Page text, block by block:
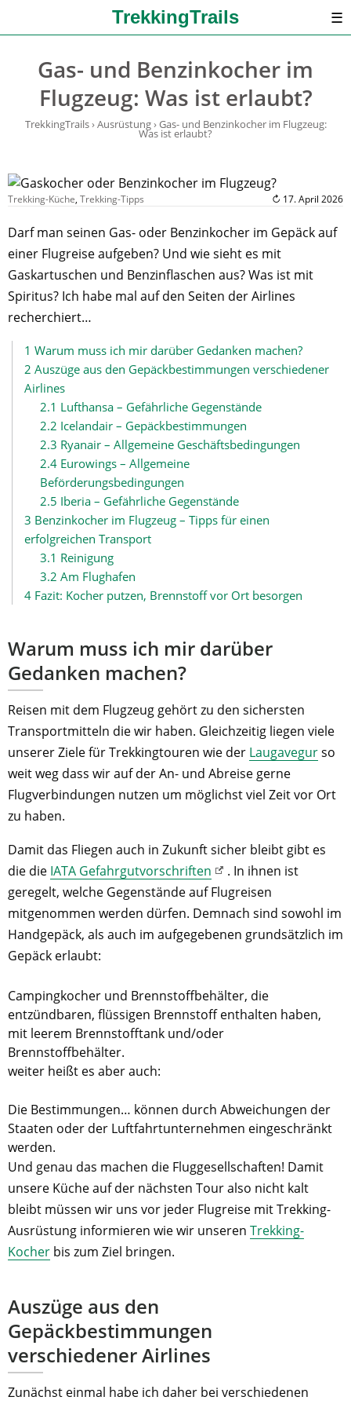
TrekkingTrails ☰
Gas- und Benzinkocher im
Flugzeug: Was ist erlaubt?
TrekkingTrails›Ausrüstung›Gas- und Benzinkocher im Flugzeug:
Was ist erlaubt?
Trekking-Küche, Trekking-Tipps ↻ 17. April 2026
Darf man seinen Gas- oder Benzinkocher im Gepäck auf
einer Flugreise aufgeben? Und wie sieht es mit
Gaskartuschen und Benzinflaschen aus? Was ist mit
Spiritus? Ich habe mal auf den Seiten der Airlines
recherchiert…
1 Warum muss ich mir darüber Gedanken machen?
2 Auszüge aus den Gepäckbestimmungen verschiedener
Airlines
2.1 Lufthansa – Gefährliche Gegenstände
2.2 Icelandair – Gepäckbestimmungen
2.3 Ryanair – Allgemeine Geschäftsbedingungen
2.4 Eurowings – Allgemeine
Beförderungsbedingungen
2.5 Iberia – Gefährliche Gegenstände
3 Benzinkocher im Flugzeug – Tipps für einen
erfolgreichen Transport
3.1 Reinigung
3.2 Am Flughafen
4 Fazit: Kocher putzen, Brennstoff vor Ort besorgen
Warum muss ich mir darüber
Gedanken machen?
Reisen mit dem Flugzeug gehört zu den sichersten
Transportmitteln die wir haben. Gleichzeitig liegen viele
unserer Ziele für Trekkingtouren wie der Laugavegurso
weit weg dass wir auf der An- und Abreise gerne
Flugverbindungen nutzen um möglichst viel Zeit vor Ort
zu haben.
Damit das Fliegen auch in Zukunft sicher bleibt gibt es
die die IATA Gefahrgutvorschriften
. In ihnen ist
geregelt, welche Gegenstände auf Flugreisen
mitgenommen werden dürfen. Demnach sind sowohl im
Handgepäck, als auch im aufgegebenen grundsätzlich im
Gepäck erlaubt:
Campingkocher und Brennstoffbehälter, die
entzündbaren, flüssigen Brennstoff enthalten haben,
mit leerem Brennstofftank und/oder
Brennstoffbehälter.
weiter heißt es aber auch:
Die Bestimmungen… können durch Abweichungen der
Staaten oder der Luftfahrtunternehmen eingeschränkt
werden.
Und genau das machen die Fluggesellschaften! Damit
unsere Küche auf der nächsten Tour also nicht kalt
bleibt müssen wir uns vor jeder Flugreise mit Trekking-
Ausrüstung informieren wie wir unseren Trekking-
Kocher bis zum Ziel bringen.
Auszüge aus den
Gepäckbestimmungen
verschiedener Airlines
Zunächst einmal habe ich daher bei verschiedenen